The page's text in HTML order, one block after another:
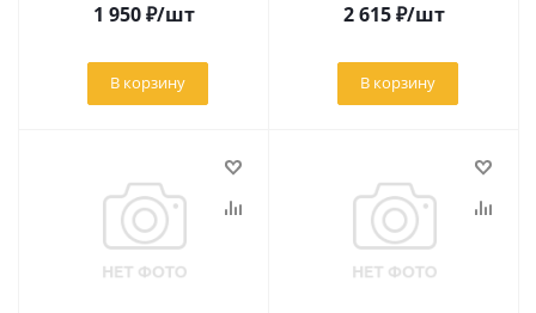
1 950₽/шт
В корзину
2 615₽/шт
В корзину